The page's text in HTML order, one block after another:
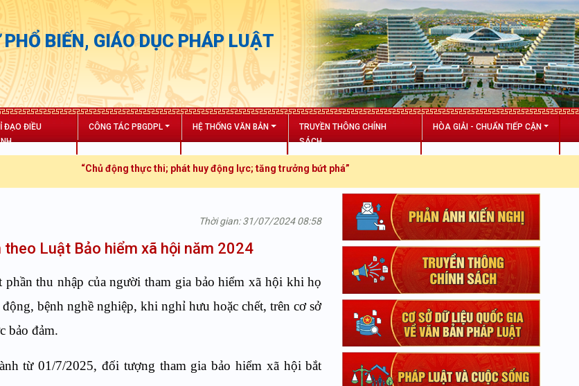
BIẾN, GIÁO DỤC PHÁP LUẬT
ĐẠO ĐIỀU
CÔNG TÁC PBGDPL HỆ THỐNG VĂN BẢN
TRUYỀN THÔNG CHÍNH
SÁCH
HÒA GIẢI - CHUẨN TIẾP CẬN
“Chủ động thực thi; phát huy động lực; tăng trưởng bứt phá”
Thời gian: 31/07/2024 08:58
Luật Bảo hiểm xã hội năm 2024
phần thu nhập của người tham gia bảo hiểm xã hội khi họ
bệnh nghề nghiệp, khi nghỉ hưu hoặc chết, trên cơ sở
bảo đảm.
từ 01/7/2025, đối tượng tham gia bảo hiểm xã hội bắt